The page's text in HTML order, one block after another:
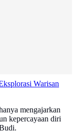
Warisan
mengajarkan
kepercayaan diri